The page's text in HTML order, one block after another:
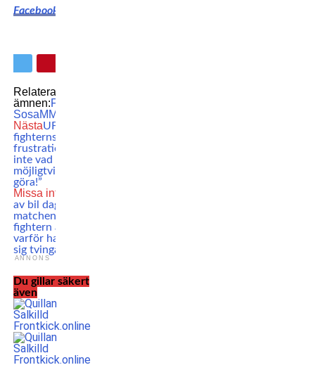
Facebook
Relaterade
ämnen:FCR
SosaMMA
NästaUFC-
fighterns titel-
frustration: ”Jag vet
inte vad mer jag
möjligtvis kan
göra!”
Missa inte
av bil dagen före
matchen – UFC-
fightern avslöjar
varför han kände
sig tvingad att tävla
ANNONS
Du gillar säkert
även